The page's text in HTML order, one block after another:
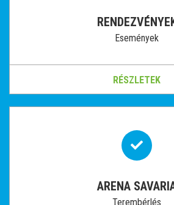
Események
RÉSZLETEK
ARENA
Terembérlés